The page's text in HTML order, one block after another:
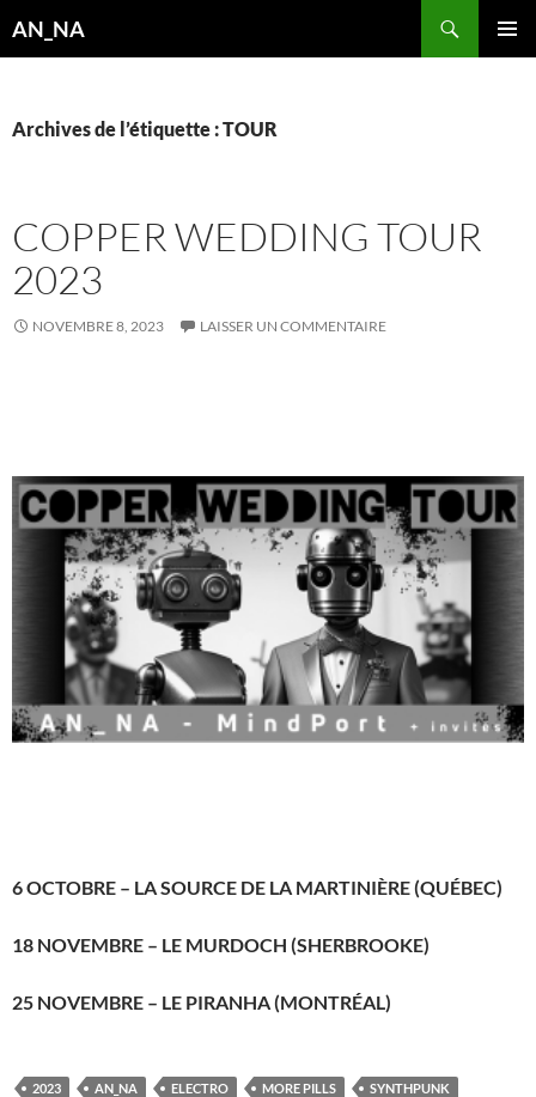
auAN_NA
Archives de l’étiquette : TOUR
COPPER WEDDING TOUR
2023
NOVEMBRE 8, 2023 LAISSER UN COMMENTAIRE
6 OCTOBRE – LA SOURCE DE LA MARTINIÈRE (QUÉBEC)
18 NOVEMBRE – LE MURDOCH (SHERBROOKE)
25 NOVEMBRE – LE PIRANHA (MONTRÉAL)
2023 AN_NA ELECTRO MORE PILLS
SYNTHPUNK